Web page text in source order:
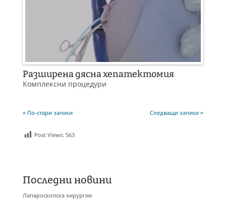
Разширена дясна хепатектомия
Комплексни процедури
« По-стари записи Следващи записи »
Post Views: 563
Последни новини
Лапароскопска хирургия